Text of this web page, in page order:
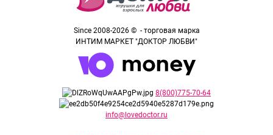
Since 2008-2026 © - торговая марка
ИНТИМ МАРКЕТ "ДОКТОР ЛЮБВИ"
8(800)775-70-64
info@lovedoctor.ru